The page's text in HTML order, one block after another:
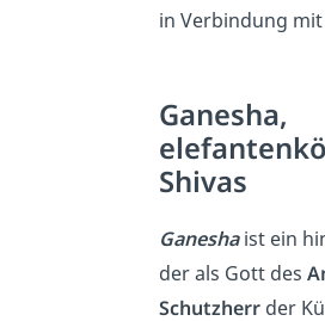
in Verbindung mit
Ganesha,
Shivas
Ganesha ist ein
der als Gott des
Schutzherrder